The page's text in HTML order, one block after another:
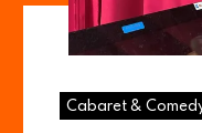
Cabaret &